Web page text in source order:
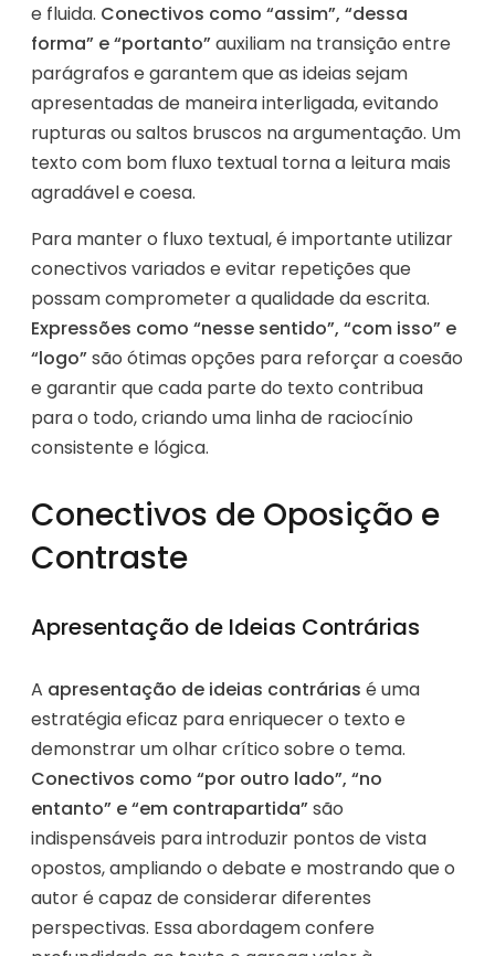
e fluida. Conectivos como “assim”, “dessa
forma” e “portanto”auxiliam na transição entre
parágrafos e garantem que as ideias sejam
apresentadas de maneira interligada, evitando
rupturas ou saltos bruscos na argumentação. Um
texto com bom fluxo textual torna a leitura mais
agradável e coesa.
Para manter o fluxo textual, é importante utilizar
conectivos variados e evitar repetições que
possam comprometer a qualidade da escrita.
Expressões como “nesse sentido”, “com isso” e
“logo”são ótimas opções para reforçar a coesão
e garantir que cada parte do texto contribua
para o todo, criando uma linha de raciocínio
consistente e lógica.
Conectivos de Oposição e
Contraste
Apresentação de Ideias Contrárias
A apresentação de ideias contrárias é uma
estratégia eficaz para enriquecer o texto e
demonstrar um olhar crítico sobre o tema.
Conectivos como “por outro lado”, “no
entanto” e “em contrapartida”são
indispensáveis para introduzir pontos de vista
opostos, ampliando o debate e mostrando que o
autor é capaz de considerar diferentes
perspectivas. Essa abordagem confere